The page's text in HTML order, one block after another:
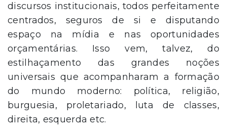
discursos institucionais, todos perfeitamente
centrados, seguros de si e disputando
espaço na mídia e nas oportunidades
orçamentárias. Isso vem, talvez, do
estilhaçamento das grandes noções
universais que acompanharam a formação
do mundo moderno: política, religião,
burguesia, proletariado, luta de classes,
direita, esquerda etc.